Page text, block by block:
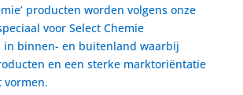
producten worden volgens onze
voor Select Chemie
in binnen- en buitenland waarbij
en een sterke marktoriëntatie
vormen.